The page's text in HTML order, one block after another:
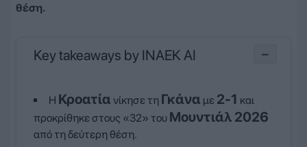
θέση.
Key takeaways by INAEK AI −
Η Κροατία νίκησε τη Γκάνα με 2-1 και
προκρίθηκε στους «32» του Μουντιάλ 2026
από τη δεύτερη θέση.